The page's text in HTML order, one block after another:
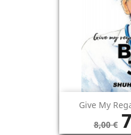
Give My
8,00 €